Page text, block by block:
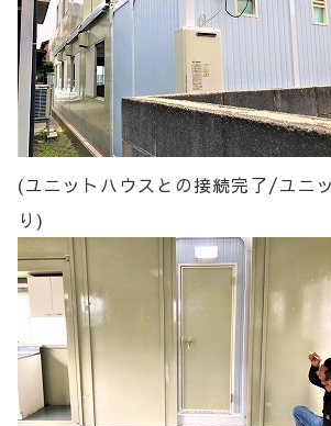
(ユニットハウスとの接続完了/ユニ
り)